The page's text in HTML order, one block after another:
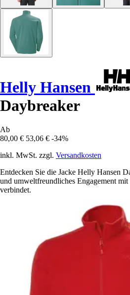
Helly Hansen
Daybreaker
Ab
80,00 € 53,06 € -34%
inkl. MwSt. zzgl. Versandkosten
Entdecken Sie die Jacke Helly Hansen
und umweltfreundliches Engagement
verbindet.